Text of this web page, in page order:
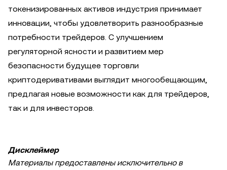
токенизированных активов индустрия принимает
инновации, чтобы удовлетворить разнообразные
потребности трейдеров. С улучшением
регуляторной ясности и развитием мер
безопасности будущее торговли
криптодеривативами выглядит многообещающим,
предлагая новые возможности как для трейдеров,
так и для инвесторов.
Дисклеймер
Материалы предоставлены исключительно в